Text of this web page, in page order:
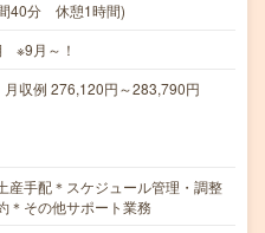
40分 休憩1時間)
※9月～！
収例 276,120円～283,790円
産手配＊スケジュール管理・調整
＊その他サポート業務